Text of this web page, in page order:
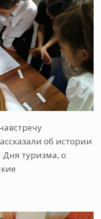
об истории
туризма, о